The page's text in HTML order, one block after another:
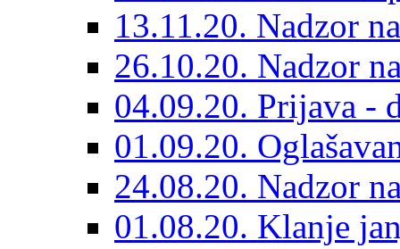
13.11.20. Nadzor
26.10.20. Nadzor
04.09.20. Prijava -
01.09.20.
24.08.20. Nadzor
01.08.20. Klanje